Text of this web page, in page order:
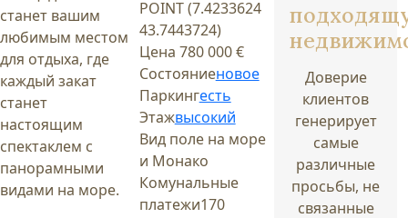
станет вашим
любимым местом
для отдыха, где
каждый закат
станет
настоящим
спектаклем с
панорамными
видами на море.
POINT (7.4233624
43.7443724)
Цена 780 000 €
Состояниеновое
Паркингесть
Этажвысокий
Вид полена море
и Монако
Комунальные
платежи170
Доверие
клиентов
генерирует
самые
различные
просьбы, не
связанные